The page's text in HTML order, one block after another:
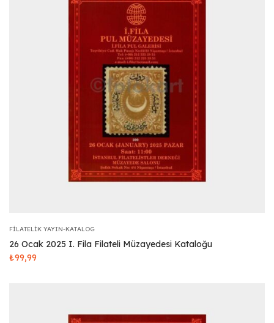
FILATELIK YAYIN-KATALOG
26 Ocak 2025 I. Fila Filateli Müzayedesi Kataloğu
₺99,99